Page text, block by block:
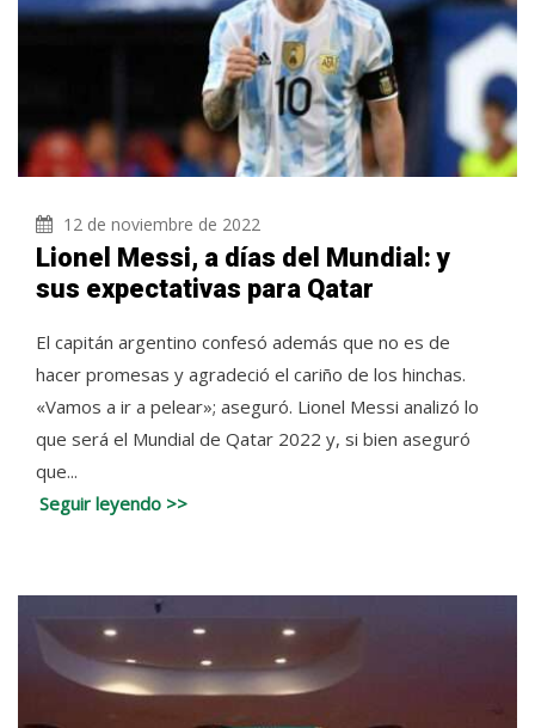
12 de noviembre de 2022
Lionel Messi, a días del Mundial: y
sus expectativas para Qatar
El capitán argentino confesó además que no es de
hacer promesas y agradeció el cariño de los hinchas.
«Vamos a ir a pelear»; aseguró. Lionel Messi analizó lo
que será el Mundial de Qatar 2022 y, si bien aseguró
que...
Seguir leyendo >>